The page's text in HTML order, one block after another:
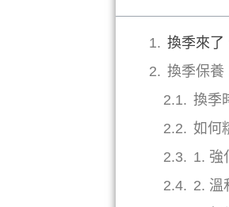
換季來了
換季保養
換季
如何
1. 強
2. 溫